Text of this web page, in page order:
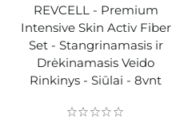
REVCELL - Premium
Intensive Skin Activ Fiber
Set - Stangrinamasis ir
Drėkinamasis Veido
Rinkinys - Siūlai - 8vnt